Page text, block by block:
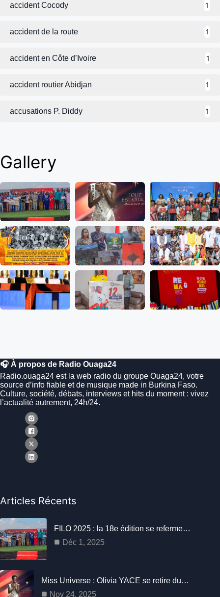
accident Cocody 1
accident de la route 1
accident en Côte d’Ivoire 1
accident routier Abidjan 1
accusations P. Diddy 1
Gallery
🎧 À propos de Radio Ouaga24
Radio.ouaga24 est la web radio du groupe Ouaga24, votre
source d’info fiable et de musique made in Burkina Faso.
Culture, société, débats, interviews et hits du moment : vivez
l’actualité autrement, 24h/24.
Articles Récents
FILO 2025 : la 18e édition se referme…
Déc 1, 2025
Miss Universe : Olivia YACE se retire du…
Nov 24, 2025